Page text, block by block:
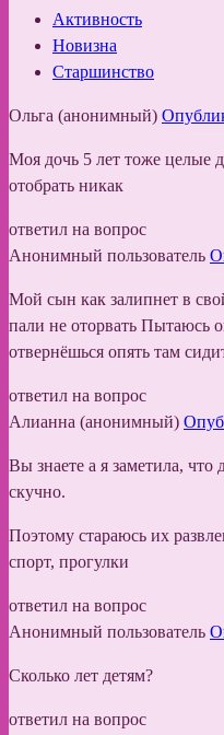
Активность
Новизна
Старшинство
Ольга (анонимный)
Моя дочь 5 лет тоже целые
отобрать никак
ответил на вопрос
Анонимный пользователь
Мой сын как залипнет в
пали не оторвать Пытаюсь
отвернёшься опять там
ответил на вопрос
Алианна (анонимный)
Вы знаете а я заметила, что
скучно.
Поэтому стараюсь их
спорт, прогулки
ответил на вопрос
Анонимный пользователь
Сколько лет детям?
ответил на вопрос